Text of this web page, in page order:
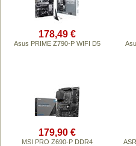
178,49 €
Asus PRIME Z790-P WIFI D5
179,90 €
MSI PRO Z690-P DDR4